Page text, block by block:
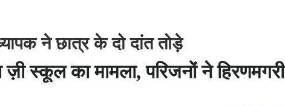
ने छात्र के दो दांत तोड़े
स्कूल का मामला, परिजनों ने हिरणमगरी